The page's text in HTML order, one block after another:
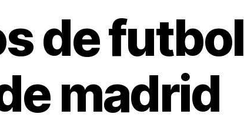
de futbol
madrid